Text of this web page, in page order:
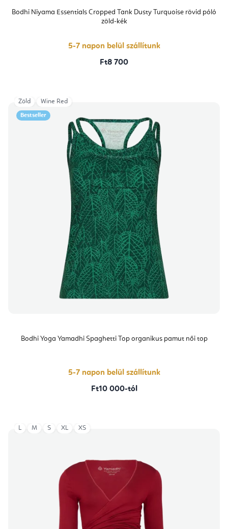
Bodhi Niyama Essentials Cropped Tank Dusty Turquoise rövid póló
zöld-kék
5-7 napon belül szállítunk
Ft8 700
Bestseller
Bodhi Yoga Yamadhi Spaghetti Top organikus pamut női top
5-7 napon belül szállítunk
Ft10 000-tól
Zöld Wine Red
L M S XL XS